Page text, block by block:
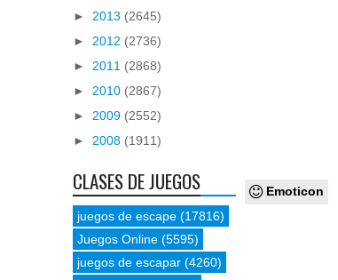
Emoticon
► 2013 (2645)
► 2012 (2736)
► 2011 (2868)
► 2010 (2867)
► 2009 (2552)
► 2008 (1911)
CLASES DE JUEGOS
juegos de escape (17816)
Juegos Online (5595)
juegos de escapar (4260)